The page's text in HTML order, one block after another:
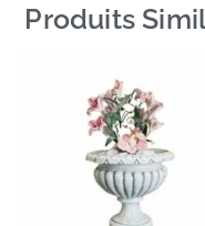
Produits